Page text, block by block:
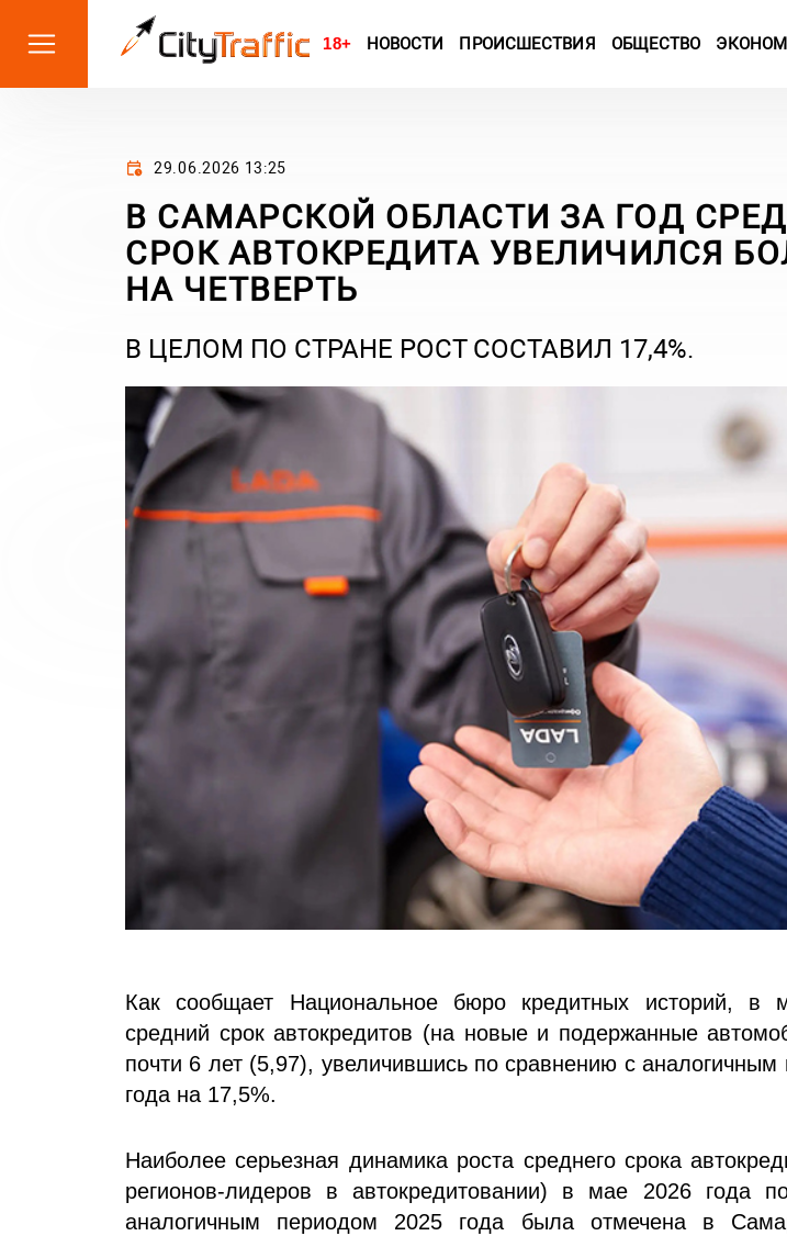
18+ НОВОСТИ ПРОИСШЕСТВИЯ ОБЩЕСТВО
29.06.2026 13:25
В САМАРСКОЙ ОБЛАСТИ ЗА ГОД
СРОК АВТОКРЕДИТА УВЕЛИЧИЛСЯ
НА ЧЕТВЕРТЬ
В ЦЕЛОМ ПО СТРАНЕ РОСТ СОСТАВИЛ 17,4%.
Как сообщает Национальное бюро кредитных историй, в
средний срок автокредитов (на новые и подержанные
почти 6 лет (5,97), увеличившись по сравнению с
года на 17,5%.
Наиболее серьезная динамика роста среднего срока
регионов-лидеров в автокредитовании) в мае 2026 года
аналогичным периодом 2025 года была отмечена в